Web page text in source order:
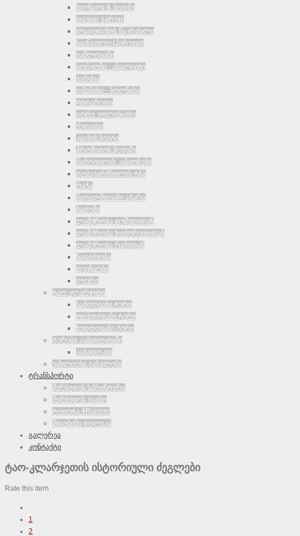
სიღნაღი & ბოდბე
დავით გარეჯი
ლაგოდეხის ნაკრძალი
საინგილო (ჰერეთი)
ვაშლოვანი
ბორჯომი - ახალციხე
ვარძია
დმანისი - ბოლნისი
ფიტარეთი
გორი უფლისციხე
ქუთაისი
კაცხის სვეტი
პრომეთეს მღვიმე
მარტვილის კანიონები
ტობავარჩხილის ტბა
რაჭა
მაღალმთიანი აჭარა
ბათუმი
ლაშქრობა თუშეთიდან
ლაშქრობა ხევსურეთიდან
ლაშქრობა რაჭიდან
ნადირობა
თევზაობა
ლორე
ტაო-კლარჯეთი
სამდღიანი ტური
ოთხდღიანი ტური
ხუთდღიანი ტური
ტურები კაბადოკიაში
კაბადოკია
უახლოესი გასვლები
ტრანსპორტი
მერსედეს სპრინტერი
მერსედეს ვიანო
ტოიოტა 4Runner
მიცუბიში დელიკა
გალერეა
კონტაქტი
ტაო-კლარჯეთის ისტორიული ძეგლები
Rate this item
1
2